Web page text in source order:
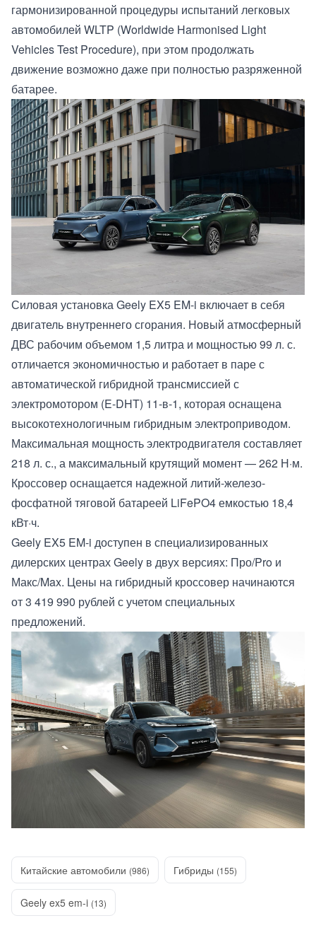
гармонизированной процедуры испытаний легковых
автомобилей WLTP (Worldwide Harmonised Light
Vehicles Test Procedure), при этом продолжать
движение возможно даже при полностью разряженной
батарее.
Силовая установка Geely EX5 EM-i включает в себя
двигатель внутреннего сгорания. Новый атмосферный
ДВС рабочим объемом 1,5 литра и мощностью 99 л. с.
отличается экономичностью и работает в паре с
автоматической гибридной трансмиссией с
электромотором (E-DHT) 11-в-1, которая оснащена
высокотехнологичным гибридным электроприводом.
Максимальная мощность электродвигателя составляет
218 л. с., а максимальный крутящий момент — 262 Н·м.
Кроссовер оснащается надежной литий-железо-
фосфатной тяговой батареей LiFePO4 емкостью 18,4
кВт·ч.
Geely EX5 EM-i доступен в специализированных
дилерских центрах Geely в двух версиях: Про/Pro и
Макс/Max. Цены на гибридный кроссовер начинаются
от 3 419 990 рублей с учетом специальных
предложений.
Китайские автомобили (986) Гибриды (155)
Geely ex5 em-i (13)